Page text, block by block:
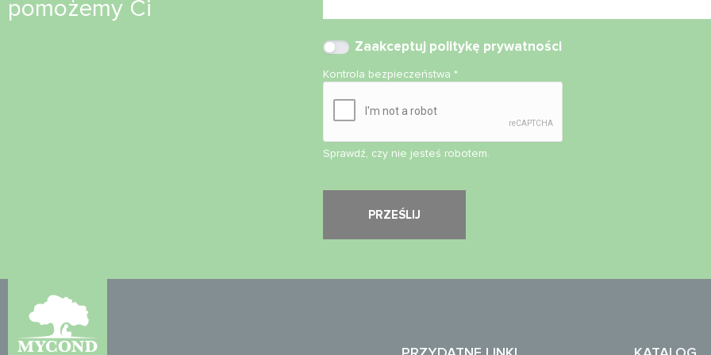
pomożemy Ci
Zaakceptuj politykę prywatności
Kontrola bezpieczeństwa*
Sprawdź, czy nie jesteś robotem.